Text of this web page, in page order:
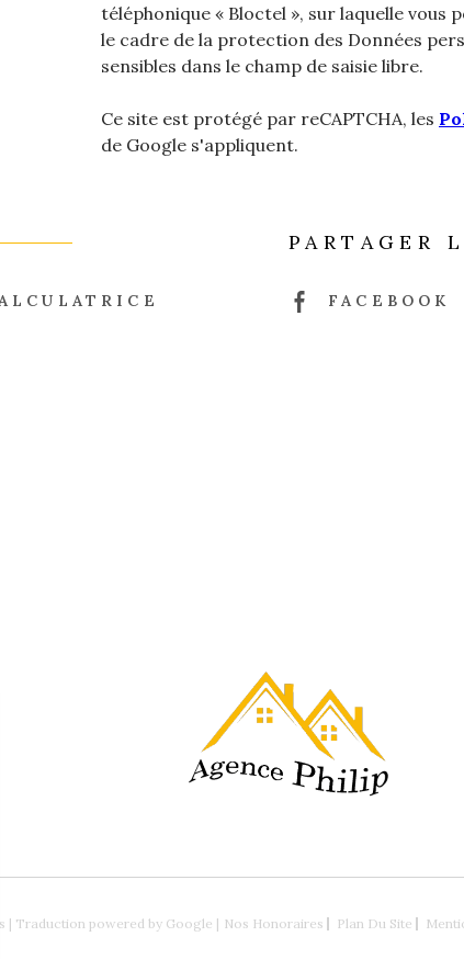
téléphonique « Bloctel », sur laquelle vous
le cadre de la protection des Données
sensibles dans le champ de saisie libre.
Ce site est protégé par reCAPTCHA, les
de Google s'appliquent.
PARTAGER
FACEBOOK
| Traduction powered by Google | Nos Honoraires Plan Du Site